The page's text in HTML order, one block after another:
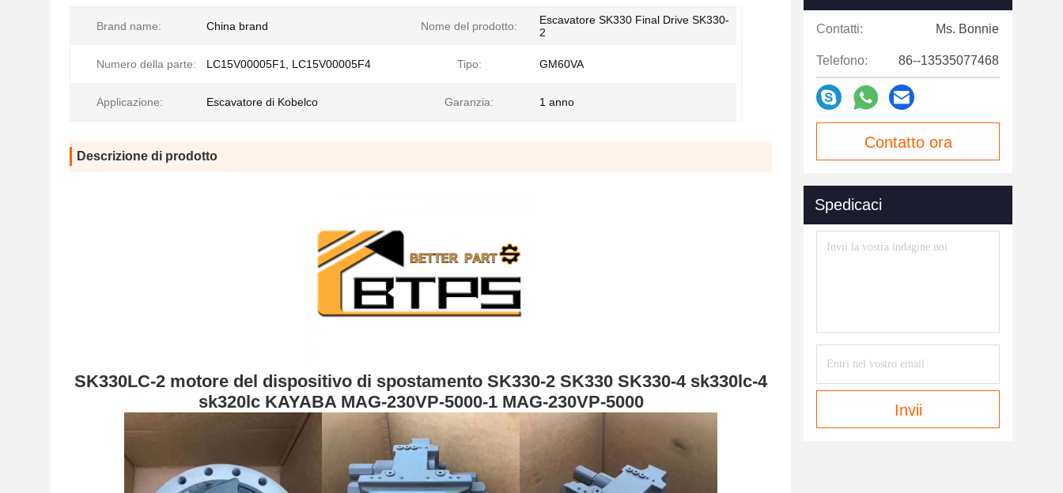
Brand name: China brand Nome del prodotto:
Escavatore SK330 Final Drive SK330-
2
Numero della parte: LC15V00005F1, LC15V00005F4 Tipo: GM60VA
Applicazione: Escavatore di Kobelco Garanzia: 1 anno
Descrizione di prodotto
SK330LC-2 motore del dispositivo di spostamento SK330-2 SK330 SK330-4 sk330lc-4
sk320lc KAYABA MAG-230VP-5000-1 MAG-230VP-5000
Contatti: Ms. Bonnie
Telefono: 86--13535077468
Contatto ora
Spedicaci
Invii